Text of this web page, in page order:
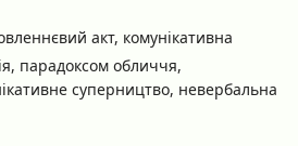
акт, комунікативна
парадоксом обличчя,
суперництво, невербальна